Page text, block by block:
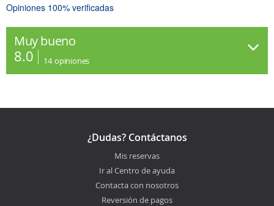
Opiniones 100% verificadas
Muy bueno
8.0 14 opiniones
¿Dudas? Contáctanos
Mis reservas
Ir al Centro de ayuda
Contacta con nosotros
Reversión de pagos